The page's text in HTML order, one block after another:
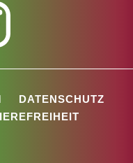
DATENSCHUTZ